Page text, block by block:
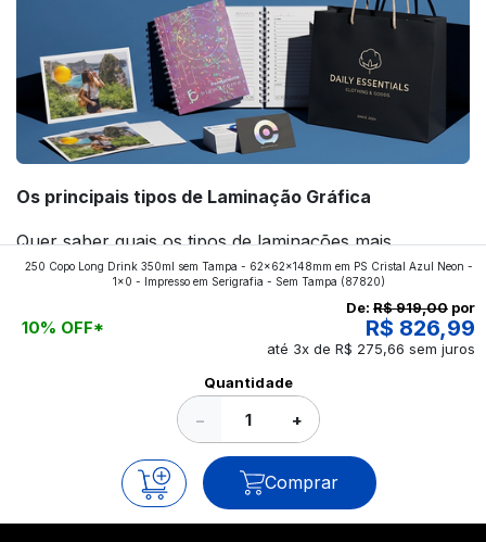
Os principais tipos de Laminação Gráfica
Quer saber quais os tipos de laminações mais
aplicados nos impressos da gráfica FuturaIM? Então,
continue a leitura que vamos revelar para você!
250 Copo Long Drink 350ml sem Tampa - 62x62x148mm em PS Cristal Azul Neon -
1x0 - Impresso em Serigrafia - Sem Tampa (87820)
10% OFF*
De: R$ 919,00 por
R$ 826,99
até 3x de R$ 275,66 sem juros
Quantidade
− +
Comprar